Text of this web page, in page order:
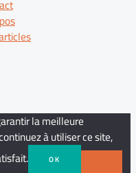
la meilleure
à utiliser ce site,
OK